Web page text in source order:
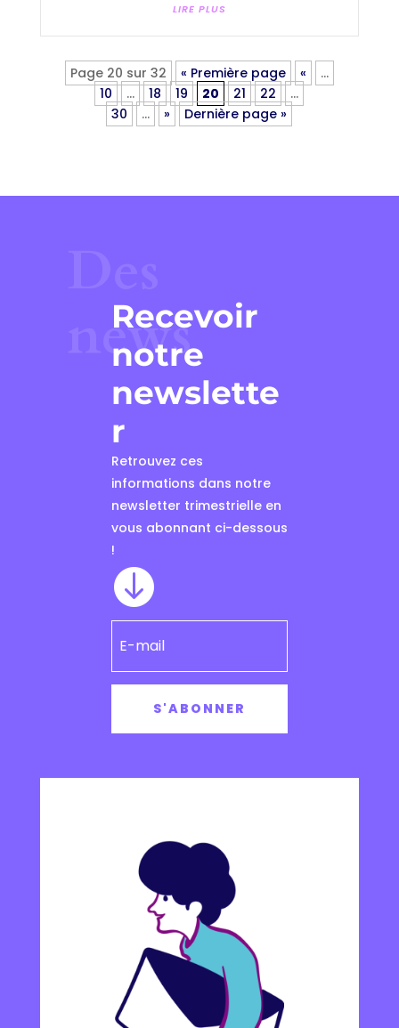
LIRE PLUS
Page 20 sur 32 « Première page «
…
10
… 18 19 20 21 22
…
30
… » Dernière page »
news
Recevoir
notre
newslette
r
Retrouvez ces
informations dans notre
newsletter trimestrielle en
vous abonnant ci-dessous
!

S'ABONNER